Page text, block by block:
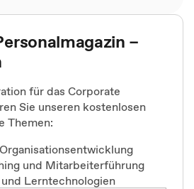
–
für das Corporate
Sie unseren kostenlosen
Themen:
und Mitarbeiterführung
Lerntechnologien